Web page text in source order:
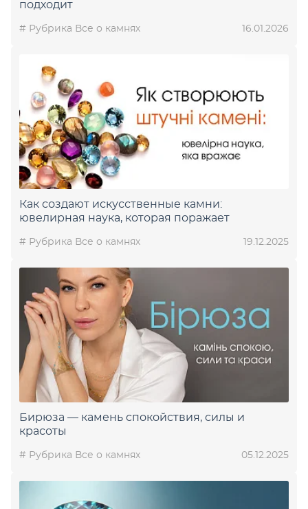
подходит
# Рубрика Все о камнях 16.01.2026
Как создают искусственные камни:
ювелирная наука, которая поражает
# Рубрика Все о камнях 19.12.2025
Бирюза — камень спокойствия, силы и
красоты
# Рубрика Все о камнях 05.12.2025